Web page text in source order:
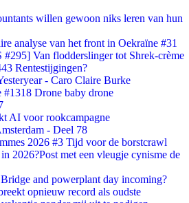
willen gewoon niks leren van hun
analyse van het front in Oekraïne #31
Van flodderslinger tot Shrek-crème
Rentestijgingen?
- Caro Claire Burke
Drone baby drone
AI voor rookcampagne
- Deel 78
2026 #3 Tijd voor de borstcrawl
2026?Post met een vleugje cynisme de
and powerplant day incoming?
opnieuw record als oudste